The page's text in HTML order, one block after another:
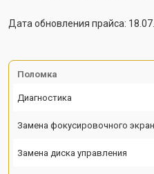
Дата обновления прайса:
Поломка
Диагностика
Замена фокусировочного
Замена диска управления